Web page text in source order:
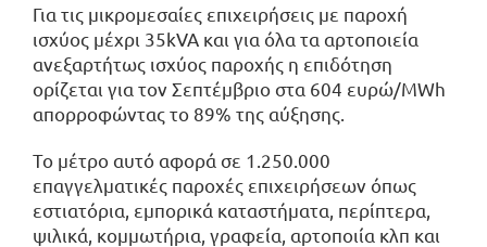
Για τις μικρομεσαίες επιχειρήσεις με παροχή
ισχύος μέχρι 35kVA και για όλα τα αρτοποιεία
ανεξαρτήτως ισχύος παροχής η επιδότηση
ορίζεται για τον Σεπτέμβριο στα 604 ευρώ/MWh
απορροφώντας το 89% της αύξησης.
Το μέτρο αυτό αφορά σε 1.250.000
επαγγελματικές παροχές επιχειρήσεων όπως
εστιατόρια, εμπορικά καταστήματα, περίπτερα,
ψιλικά, κομμωτήρια, γραφεία, αρτοποιία κλπ και